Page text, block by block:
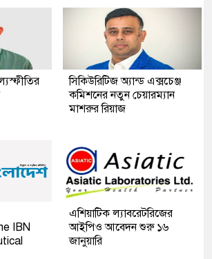
সিকিউরিটিজ অ্যান্ড এক্সচেঞ্জ
কমিশনের নতুন চেয়ারম্যান
মাশরুর রিয়াজ
IBN
এশিয়াটিক ল্যাবরেটরিজের
আইপিও আবেদন শুরু ১৬
জানুয়ারি